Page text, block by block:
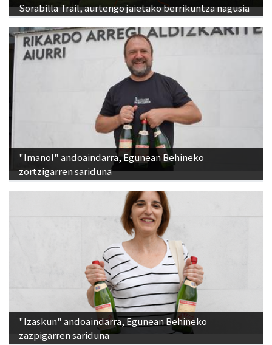
Sorabilla Trail, aurtengo jaietako berrikuntza nagusia
"Imanol" andoaindarra, Egunean Behineko
zortzigarren sariduna
"Izaskun" andoaindarra, Egunean Behineko
zazpigarren sariduna